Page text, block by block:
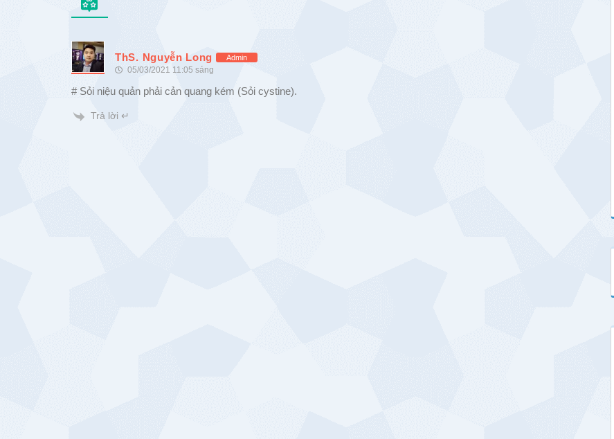
ThS. Nguyễn Long Admin
05/03/2021 11:05 sáng
# Sỏi niệu quản phải cản quang kém (Sỏi cystine).
Trả lời ↵